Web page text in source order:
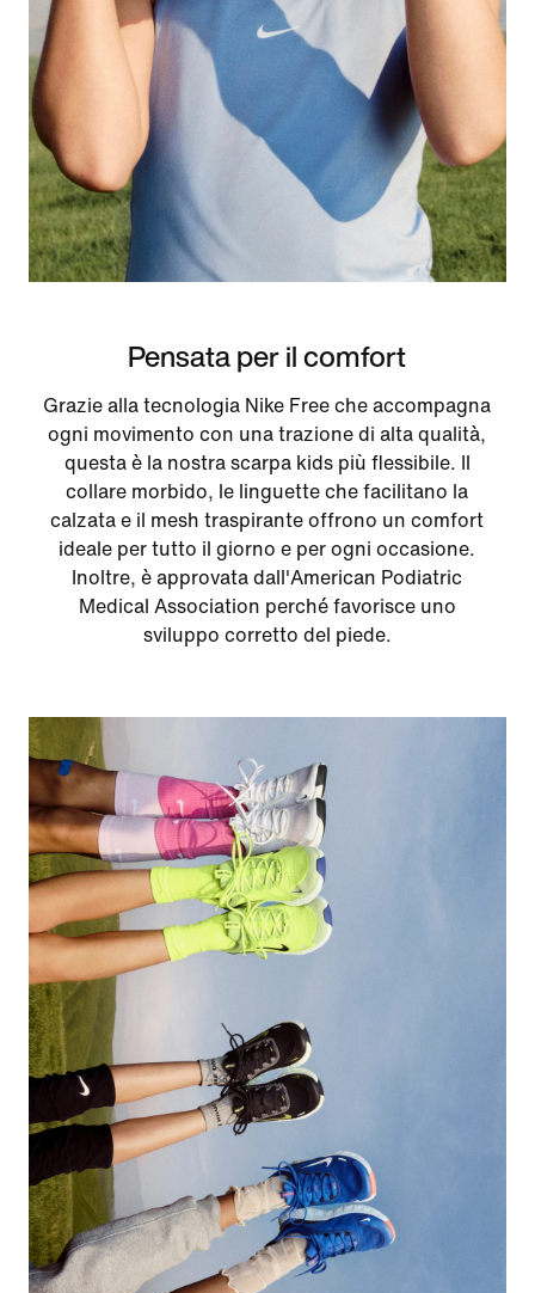
Pensata per il comfort
Grazie alla tecnologia Nike Free che accompagna
ogni movimento con una trazione di alta qualità,
questa è la nostra scarpa kids più flessibile. Il
collare morbido, le linguette che facilitano la
calzata e il mesh traspirante offrono un comfort
ideale per tutto il giorno e per ogni occasione.
Inoltre, è approvata dall'American Podiatric
Medical Association perché favorisce uno
sviluppo corretto del piede.